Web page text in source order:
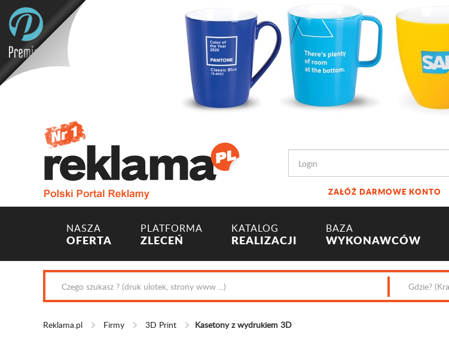
ZAŁÓŻ DARMOWE KONTO
NASZA
OFERTA
PLATFORMA
ZLECEŃ
KATALOG
REALIZACJI
BAZA
WYKONAWCÓW
Reklama.pl Firmy 3D Print Kasetony z wydrukiem 3D